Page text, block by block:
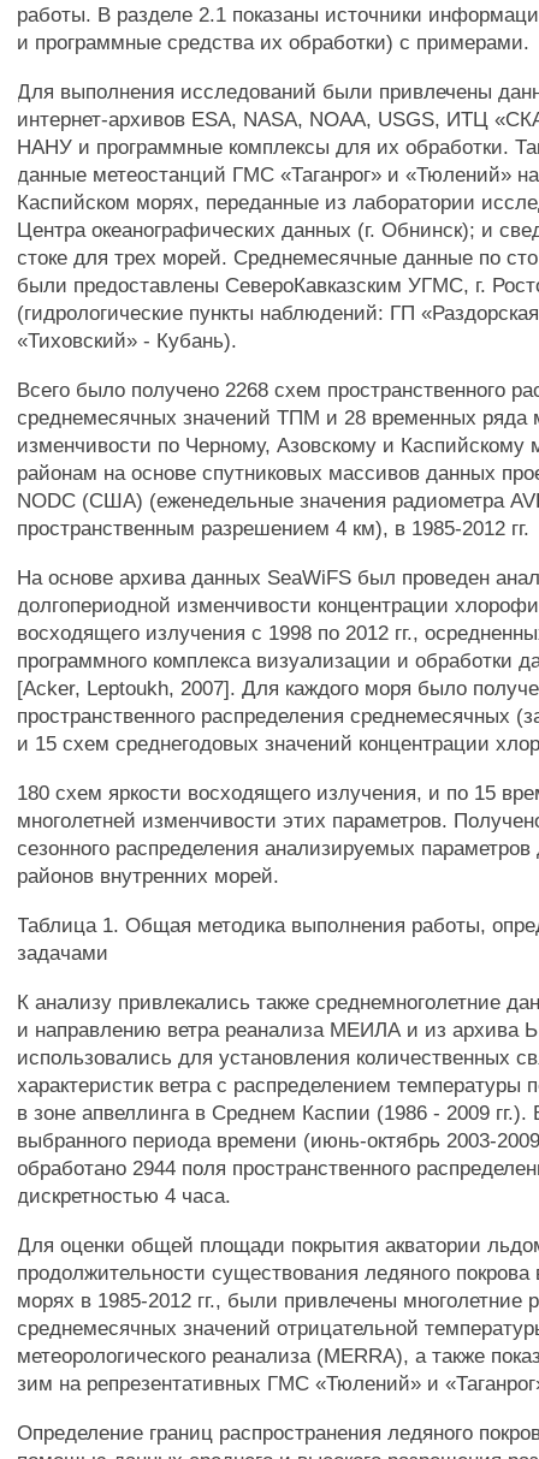
работы. В разделе 2.1 показаны источники
и программные средства их обработки) с примерами.
Для выполнения исследований были привлечены
интернет-архивов ESA, NASA, NOAA, USGS, ИТЦ
НАНУ и программные комплексы для их обработки.
данные метеостанций ГМС «Таганрог» и «Тюлений»
Каспийском морях, переданные из лаборатории
Центра океанографических данных (г. Обнинск); и
стоке для трех морей. Среднемесячные данные по
были предоставлены СевероКавказским УГМС, г.
(гидрологические пункты наблюдений: ГП
«Тиховский» - Кубань).
Всего было получено 2268 схем пространственного
среднемесячных значений ТПМ и 28 временных ряда
изменчивости по Черному, Азовскому и Каспийскому
районам на основе спутниковых массивов данных
NODC (США) (еженедельные значения радиометра
пространственным разрешением 4 км), в 1985-2012 гг.
На основе архива данных SeaWiFS был проведен
долгопериодной изменчивости концентрации
восходящего излучения с 1998 по 2012 гг.,
программного комплекса визуализации и обработки
[Acker, Leptoukh, 2007]. Для каждого моря было
пространственного распределения среднемесячных
и 15 схем среднегодовых значений концентрации
180 схем яркости восходящего излучения, и по 15
многолетней изменчивости этих параметров.
сезонного распределения анализируемых
районов внутренних морей.
Таблица 1. Общая методика выполнения работы,
задачами
К анализу привлекались также среднемноголетние
и направлению ветра реанализа МЕИЛА и из
использовались для установления количественных
характеристик ветра с распределением температуры
в зоне апвеллинга в Среднем Каспии (1986 - 2009 гг.).
выбранного периода времени (июнь-октябрь 2003-
обработано 2944 поля пространственного
дискретностью 4 часа.
Для оценки общей площади покрытия акватории
продолжительности существования ледяного
морях в 1985-2012 гг., были привлечены многолетние
среднемесячных значений отрицательной
метеорологического реанализа (MERRA), а также
зим на репрезентативных ГМС «Тюлений» и
Определение границ распространения ледяного